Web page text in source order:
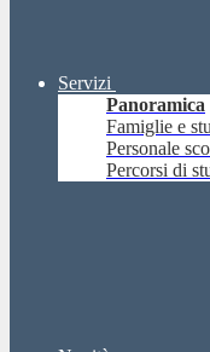
Servizi
Panoramica
Famiglie e
Personale
Percorsi di